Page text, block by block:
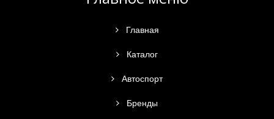
Главная
Каталог
Автоспорт
Бренды